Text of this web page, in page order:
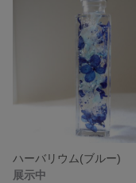
ハーバリウム(ブルー)
展示中